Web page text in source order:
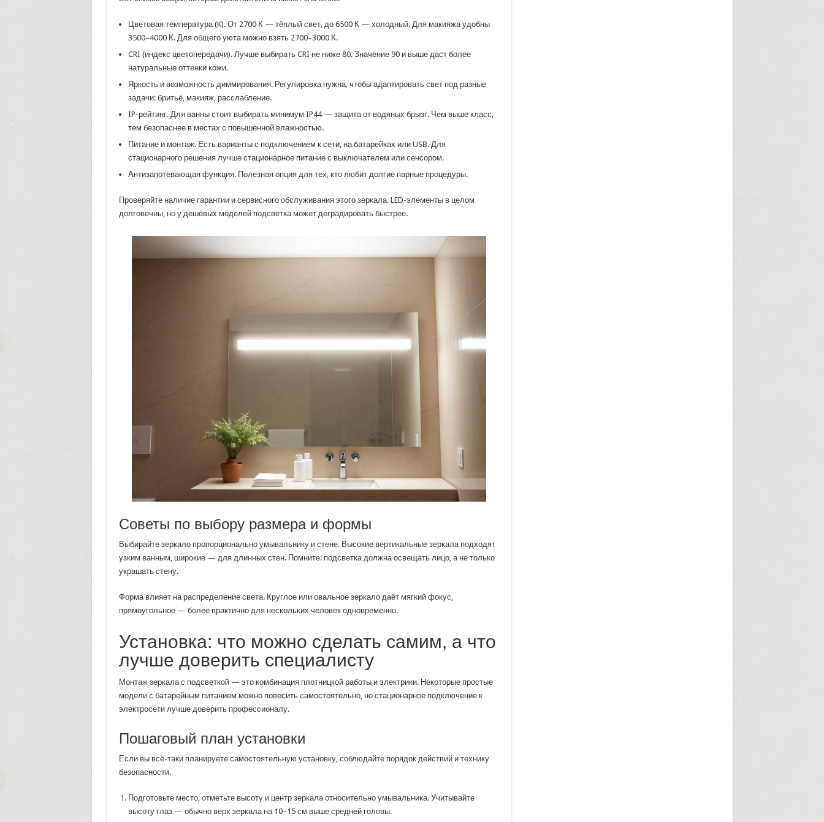
Цветовая температура (K). От 2700 К — тёплый свет, до 6500 К — холодный. Для макияжа удобны
3500–4000 К. Для общего уюта можно взять 2700–3000 К.
CRI (индекс цветопередачи). Лучше выбирать CRI не ниже 80. Значение 90 и выше даст более
натуральные оттенки кожи.
Яркость и возможность диммирования. Регулировка нужна, чтобы адаптировать свет под разные
задачи: бритьё, макияж, расслабление.
IP-рейтинг. Для ванны стоит выбирать минимум IP44 — защита от водяных брызг. Чем выше класс,
тем безопаснее в местах с повышенной влажностью.
Питание и монтаж. Есть варианты с подключением к сети, на батарейках или USB. Для
стационарного решения лучше стационарное питание с выключателем или сенсором.
Антизапотевающая функция. Полезная опция для тех, кто любит долгие парные процедуры.
Проверяйте наличие гарантии и сервисного обслуживания этого зеркала. LED-элементы в целом
долговечны, но у дешёвых моделей подсветка может деградировать быстрее.
Советы по выбору размера и формы
Выбирайте зеркало пропорционально умывальнику и стене. Высокие вертикальные зеркала подходят
узким ванным, широкие — для длинных стен. Помните: подсветка должна освещать лицо, а не только
украшать стену.
Форма влияет на распределение света. Круглое или овальное зеркало даёт мягкий фокус,
прямоугольное — более практично для нескольких человек одновременно.
Установка: что можно сделать самим, а что
лучше доверить специалисту
Монтаж зеркала с подсветкой — это комбинация плотницкой работы и электрики. Некоторые простые
модели с батарейным питанием можно повесить самостоятельно, но стационарное подключение к
электросети лучше доверить профессионалу.
Пошаговый план установки
Если вы всё-таки планируете самостоятельную установку, соблюдайте порядок действий и технику
безопасности.
Подготовьте место, отметьте высоту и центр зеркала относительно умывальника. Учитывайте
высоту глаз — обычно верх зеркала на 10–15 см выше средней головы.